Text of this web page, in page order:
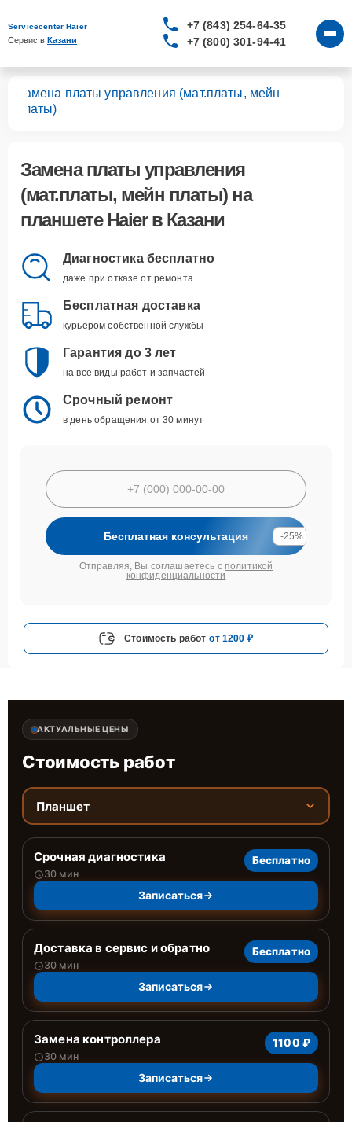
Servicecenter Haier
Сервис в Казани
+7 (843) 254-64-35
+7 (800) 301-94-41
Замена платы управления (мат.платы, мейн
платы)
Замена платы управления
(мат.платы, мейн платы)на
планшете Haier в Казани
Диагностика бесплатно
даже при отказе от ремонта
Бесплатная доставка
курьером собственной службы
Гарантия до 3 лет
на все виды работ и запчастей
Срочный ремонт
в день обращения от 30 минут
Бесплатная консультация -25%
Отправляя, Вы соглашаетесь с политикой
конфиденциальности
Стоимость работ от 1200 ₽
АКТУАЛЬНЫЕ ЦЕНЫ
Стоимость работ
Планшет
Срочная диагностика
30 мин
Бесплатно
Записаться
Доставка в сервис и обратно
30 мин
Бесплатно
Записаться
Замена контроллера
30 мин
1100 ₽
Записаться